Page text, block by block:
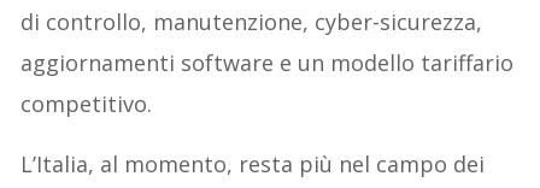
di controllo, manutenzione, cyber-sicurezza,
aggiornamenti software e un modello tariffario
competitivo.
L’Italia, al momento, resta più nel campo dei